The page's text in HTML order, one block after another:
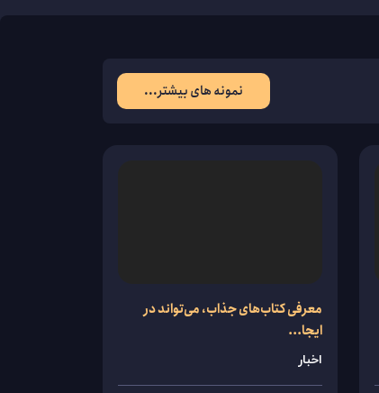
نمونه های بیشتر...
معرفی کتاب‌های جذاب، می‌تواند در
ایجا...
اخبار